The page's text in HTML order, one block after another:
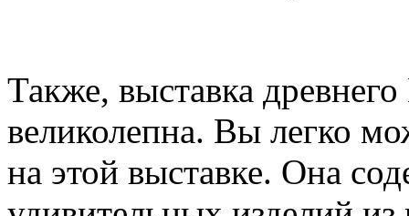
Также, выставка
великолепна. Вы легко
на этой выставке. Она